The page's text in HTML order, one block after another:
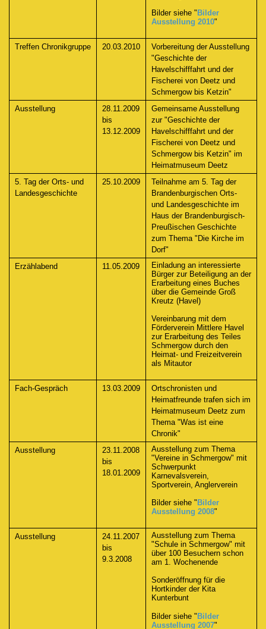
Bilder siehe " Bilder
Ausstellung 2010"
Treffen Chronikgruppe 20.03.2010
Vorbereitung der Ausstellung
"Geschichte der
Havelschifffahrt und der
Fischerei von Deetz und
Schmergow bis Ketzin"
Ausstellung
28.11.2009
bis
13.12.2009
Gemeinsame Ausstellung
zur "Geschichte der
Havelschifffahrt und der
Fischerei von Deetz und
Schmergow bis Ketzin" im
Heimatmuseum Deetz
5. Tag der Orts- und
Landesgeschichte
25.10.2009
Teilnahme am 5. Tag der
Brandenburgischen Orts-
und Landesgeschichte im
Haus der Brandenburgisch-
Preußischen Geschichte
zum Thema "Die Kirche im
Dorf"
Erzählabend
11.05.2009
Einladung an interessierte
Bürger zur Beteiligung an der
Erarbeitung eines Buches
über die Gemeinde Groß
Kreutz (Havel)
Vereinbarung mit dem
Förderverein Mittlere Havel
zur Erarbeitung des Teiles
Schmergow durch den
Heimat- und Freizeitverein
als Mitautor
Fach-Gespräch 13.03.2009
Ortschronisten und
Heimatfreunde trafen sich im
Heimatmuseum Deetz zum
Thema "Was ist eine
Chronik"
Ausstellung
23.11.2008
bis
18.01.2009
Ausstellung zum Thema
"Vereine in Schmergow" mit
Schwerpunkt
Karnevalsverein,
Sportverein, Anglerverein
Bilder siehe " Bilder
Ausstellung 2008"
Ausstellung
24.11.2007
bis
9.3.2008
Ausstellung zum Thema
"Schule in Schmergow" mit
über 100 Besuchern schon
am 1. Wochenende
Sonderöffnung für die
Hortkinder der Kita
Kunterbunt
Bilder siehe "Bilder
Ausstellung 2007"